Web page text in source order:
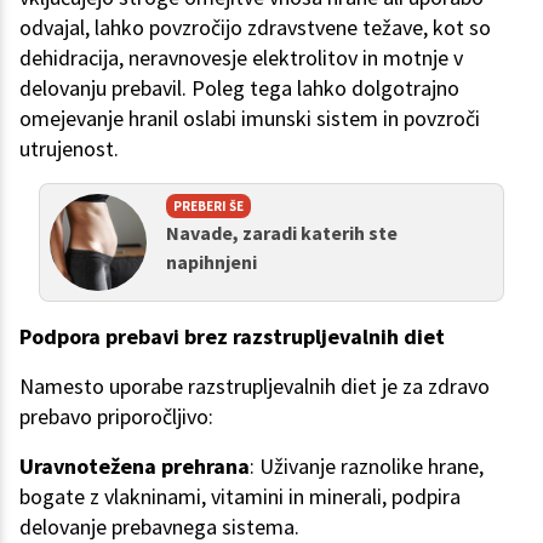
odvajal, lahko povzročijo zdravstvene težave, kot so
dehidracija, neravnovesje elektrolitov in motnje v
delovanju prebavil. Poleg tega lahko dolgotrajno
omejevanje hranil oslabi imunski sistem in povzroči
utrujenost.
PREBERI ŠE
Navade, zaradi katerih ste
napihnjeni
Podpora prebavi brez razstrupljevalnih diet
Namesto uporabe razstrupljevalnih diet je za zdravo
prebavo priporočljivo:
Uravnotežena prehrana: Uživanje raznolike hrane,
bogate z vlakninami, vitamini in minerali, podpira
delovanje prebavnega sistema.